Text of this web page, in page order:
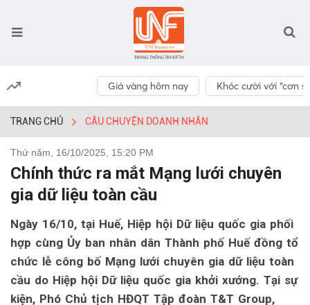
Giá vàng hôm nay Khóc cười với “cơn
TRANG CHỦ CÂU CHUYỆN DOANH NHÂN
Thứ năm, 16/10/2025, 15:20 PM
Chính thức ra mắt Mạng lưới chuyên
gia dữ liệu toàn cầu
Ngày 16/10, tại Huế, Hiệp hội Dữ liệu quốc gia phối
hợp cùng Ủy ban nhân dân Thành phố Huế đồng tổ
chức lễ công bố Mạng lưới chuyên gia dữ liệu toàn
cầu do Hiệp hội Dữ liệu quốc gia khởi xướng. Tại sự
kiện, Phó Chủ tịch HĐQT Tập đoàn T&T Group,